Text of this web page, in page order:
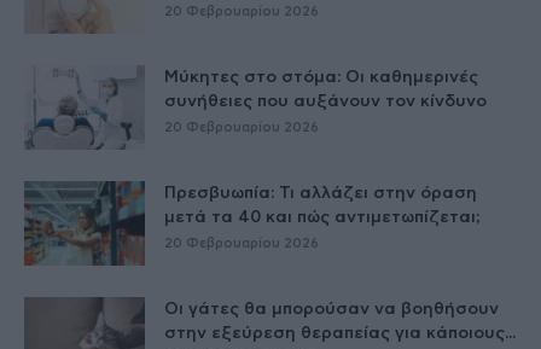
20 Φεβρουαρίου 2026
Μύκητες στο στόμα: Οι καθημερινές
συνήθειες που αυξάνουν τον κίνδυνο
20 Φεβρουαρίου 2026
Πρεσβυωπία: Τι αλλάζει στην όραση
μετά τα 40 και πώς αντιμετωπίζεται;
20 Φεβρουαρίου 2026
Οι γάτες θα μπορούσαν να βοηθήσουν
στην εξεύρεση θεραπείας για κάποιους...